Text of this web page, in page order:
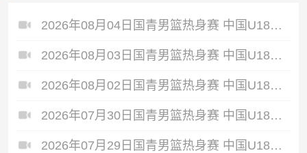
2026年08月04日国青男篮热身赛 中国U18男篮 - 加拿大大卫·安篮球学院 全场录像
2026年08月03日国青男篮热身赛 中国U18男篮 - 韩国东国大学 全场录像
2026年08月02日国青男篮热身赛 中国U18男篮 - 纽纳华丁闪电队 全场录像
2026年07月30日国青男篮热身赛 中国U18男篮 - 大卫·安篮球学院 全场录像
2026年07月29日国青男篮热身赛 中国U18男篮 - 纽纳华丁闪电队 全场录像